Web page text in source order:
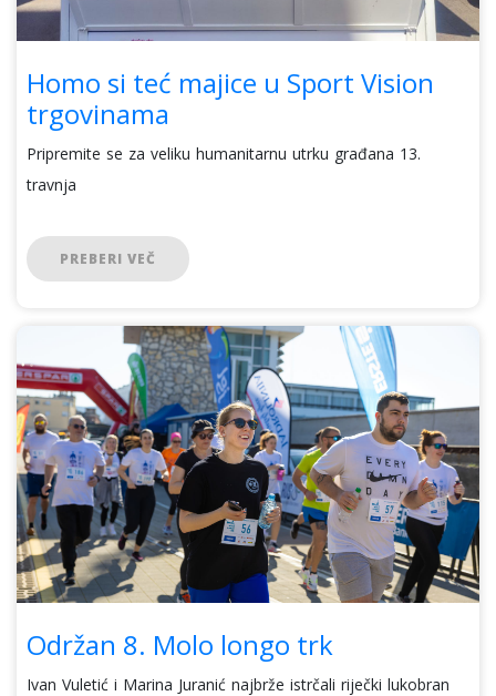
Homo si teć majice u Sport Vision
trgovinama
Pripremite se za veliku humanitarnu utrku građana 13.
travnja
PREBERI VEČ
Održan 8. Molo longo trk
Ivan Vuletić i Marina Juranić najbrže istrčali riječki lukobran